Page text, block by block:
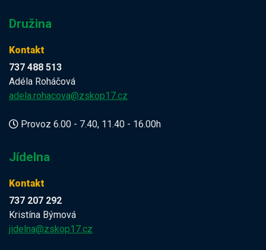
Družina
Kontakt
737 488 513
Adéla Roháčová
adela.rohacova@zskop17.cz
Provoz 6.00 - 7.40, 11.40 - 16.00h
Jídelna
Kontakt
737 207 292
Kristína Býmová
jidelna@zskop17.cz